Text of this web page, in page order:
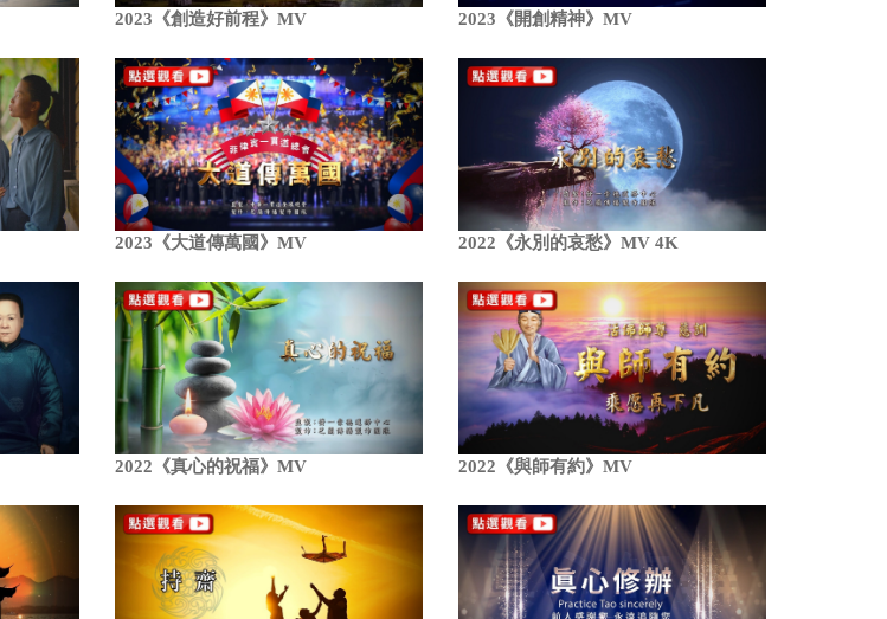
2023《創造好前程》MV 2023《開創精神》MV
2023《大道傳萬國》MV 2022《永別的哀愁》MV 4K
2022《真心的祝福》MV 2022《與師有約》MV